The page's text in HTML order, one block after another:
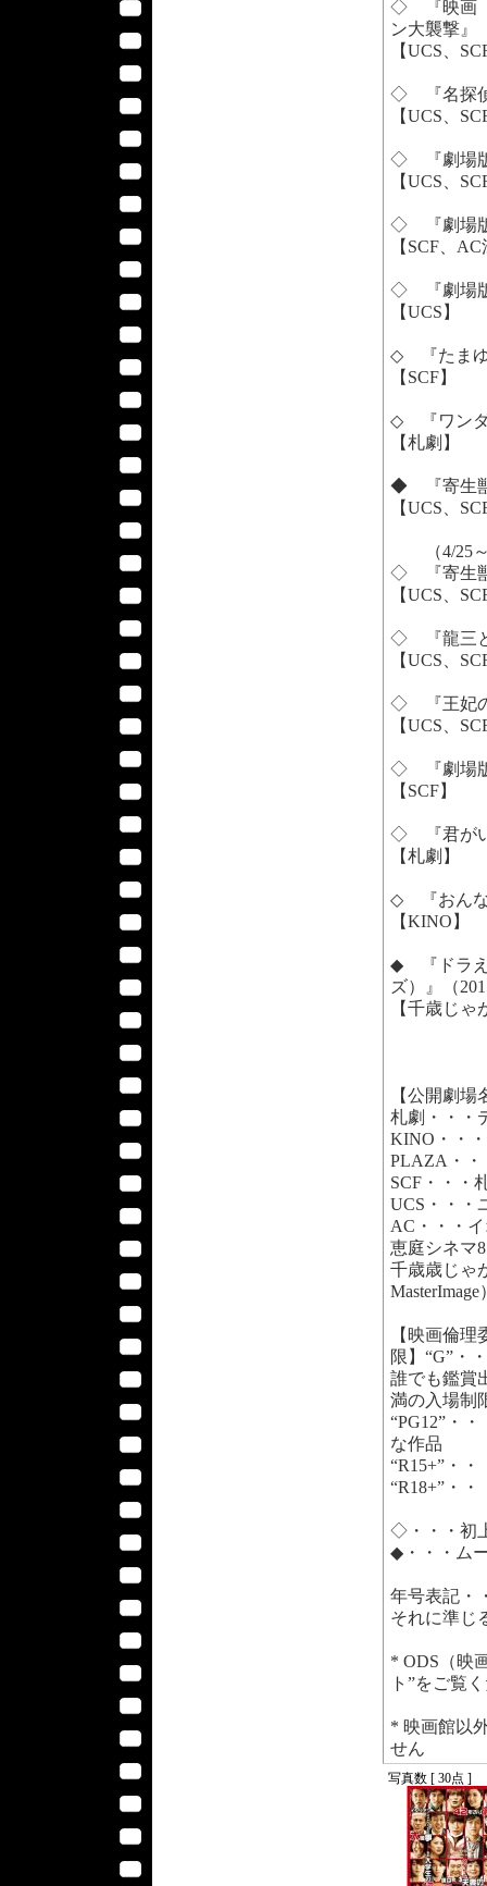
◇ 『映画
ン大襲撃』
【UCS、
◇ 『名探偵
【UCS、
◇ 『劇場
【UCS、
◇ 『劇場
【SCF、
◇ 『劇場
【UCS】
◇ 『たま
【SCF】
◇ 『ワンダ
【札劇】
◆ 『寄生獣
【UCS、
（4/25
◇ 『寄生
【UCS、
◇ 『龍三と
【UCS、
◇ 『王妃
【UCS、
◇ 『劇場
【SCF】
◇ 『君がい
【札劇】
◇ 『おんな
【KINO】
◆ 『ドラえ
ズ）』（
【千歳じゃ
【公開劇場
札劇・・・
KINO・・
PLAZA・・
SCF・・・
UCS・・・
AC・・・
恵庭シネマ
千歳歳じゃ
MasterImage
【映画倫
限】“G”・
誰でも鑑賞
満の入場制
“PG12”・
な作品
“R15+”・
“R18+”・
◇・・・初
◆・・・ム
年号表記・
それに準じ
* ODS（映
ト”をご覧
* 映画館以
せん
写真数 [ 30点 ]